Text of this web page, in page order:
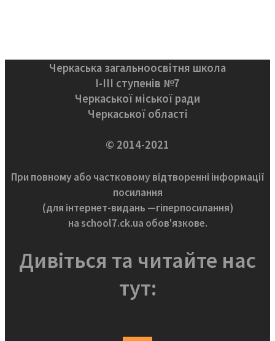
Черкаська загальноосвітня школа
І-ІІІ ступенів №7
Черкаської міської ради
Черкаської області
© 2014-2021
При повному або частковому відтворенні інформації
посилання
(для інтернет-видань —гіперпосилання)
на school7.ck.ua обов'язкове.
Дивіться та читайте нас
тут: